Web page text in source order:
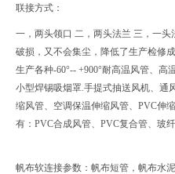
联接方式：
一，两头领口 二，两头法兰 三，一
破损，又不会集尘，降低了生产检修
生产各种-60°-- +900°耐高温风管、
小型焊锡吸烟罩.手提式抽送风机、通
缩风管、空调保温伸缩风管、PVC伸
有：PVC合成风管、PVC复合管、玻
帆布软连接参数：帆布短管，帆布水